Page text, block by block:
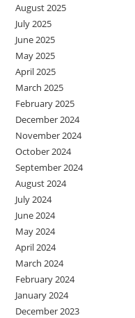
August 2025
July 2025
June 2025
May 2025
April 2025
March 2025
February 2025
December 2024
November 2024
October 2024
September 2024
August 2024
July 2024
June 2024
May 2024
April 2024
March 2024
February 2024
January 2024
December 2023